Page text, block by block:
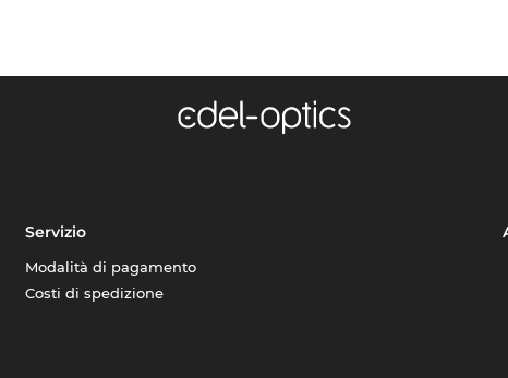
Servizio
Modalità di pagamento
Costi di spedizione